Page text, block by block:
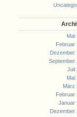
Mai
Februar
Dezember
September
Juli
Mai
März
Februar
Januar
Dezember